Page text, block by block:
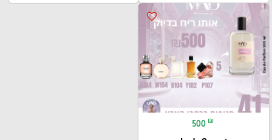
favorite_border
500 ₪